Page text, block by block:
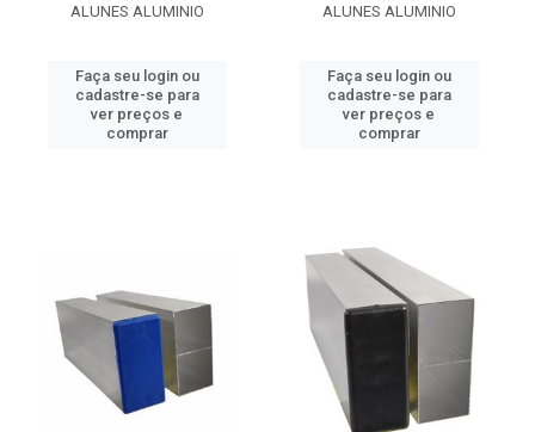
ALUNES ALUMINIO
Faça seu login ou
cadastre-se para
ver preços e
comprar
ALUNES ALUMINIO
Faça seu login ou
cadastre-se para
ver preços e
comprar